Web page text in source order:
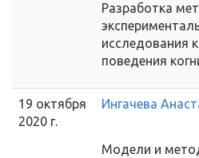
Разработка
исследования
поведения
19 октября
2020 г.
Ингачева
Модели и